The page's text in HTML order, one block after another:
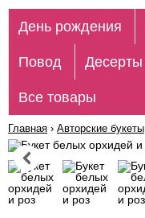
День рождения
Повод Десерты
Все товары
Главная › Авторские букеты